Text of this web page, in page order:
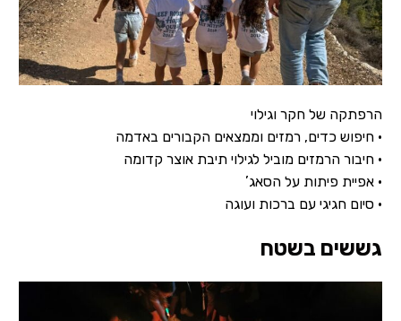
הרפתקה של חקר וגילוי
• חיפוש כדים, רמזים וממצאים הקבורים באדמה
• חיבור הרמזים מוביל לגילוי תיבת אוצר קדומה
• אפיית פיתות על הסאג’
• סיום חגיגי עם ברכות ועוגה
גששים בשטח